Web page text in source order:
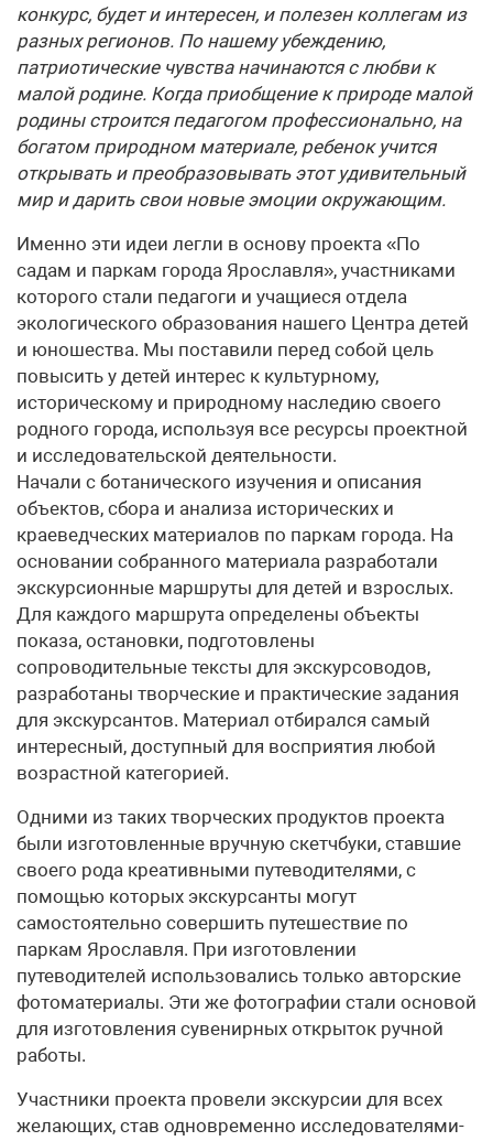
конкурс, будет и интересен, и полезен коллегам из
разных регионов. По нашему убеждению,
патриотические чувства начинаются с любви к
малой родине. Когда приобщение к природе малой
родины строится педагогом профессионально, на
богатом природном материале, ребенок учится
открывать и преобразовывать этот удивительный
мир и дарить свои новые эмоции окружающим.
Именно эти идеи легли в основу проекта «По
садам и паркам города Ярославля», участниками
которого стали педагоги и учащиеся отдела
экологического образования нашего Центра детей
и юношества. Мы поставили перед собой цель
повысить у детей интерес к культурному,
историческому и природному наследию своего
родного города, используя все ресурсы проектной
и исследовательской деятельности.
Начали с ботанического изучения и описания
объектов, сбора и анализа исторических и
краеведческих материалов по паркам города. На
основании собранного материала разработали
экскурсионные маршруты для детей и взрослых.
Для каждого маршрута определены объекты
показа, остановки, подготовлены
сопроводительные тексты для экскурсоводов,
разработаны творческие и практические задания
для экскурсантов. Материал отбирался самый
интересный, доступный для восприятия любой
возрастной категорией.
Одними из таких творческих продуктов проекта
были изготовленные вручную скетчбуки, ставшие
своего рода креативными путеводителями, с
помощью которых экскурсанты могут
самостоятельно совершить путешествие по
паркам Ярославля. При изготовлении
путеводителей использовались только авторские
фотоматериалы. Эти же фотографии стали основой
для изготовления сувенирных открыток ручной
работы.
Участники проекта провели экскурсии для всех
желающих, став одновременно исследователями-